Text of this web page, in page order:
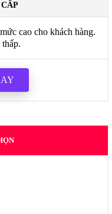
cao cho khách hàng.